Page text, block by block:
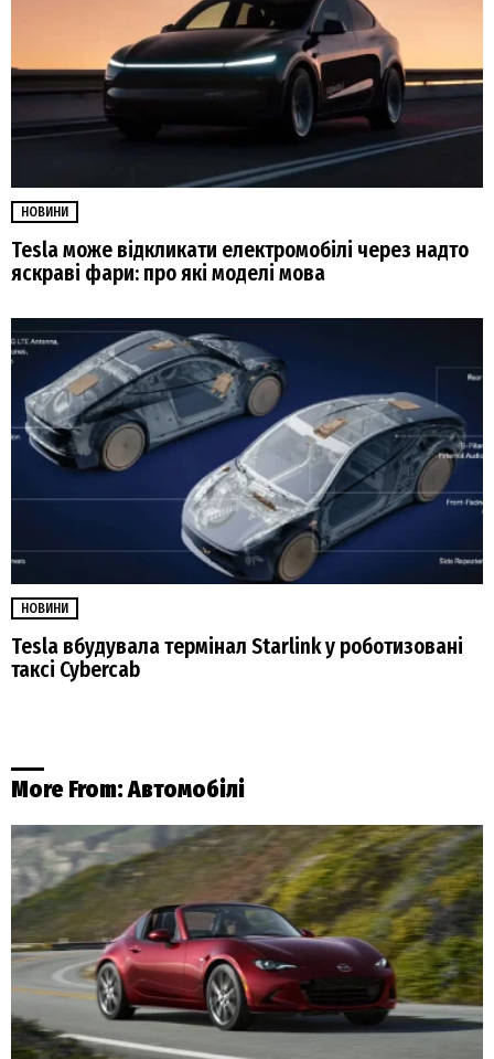
НОВИНИ
Tesla може відкликати електромобілі через надто
яскраві фари: про які моделі мова
НОВИНИ
Tesla вбудувала термінал Starlink у роботизовані
таксі Cybercab
More From:Автомобілі